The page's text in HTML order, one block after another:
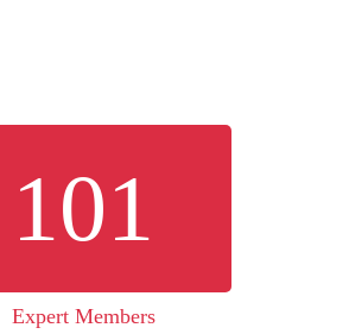
101
Expert Members